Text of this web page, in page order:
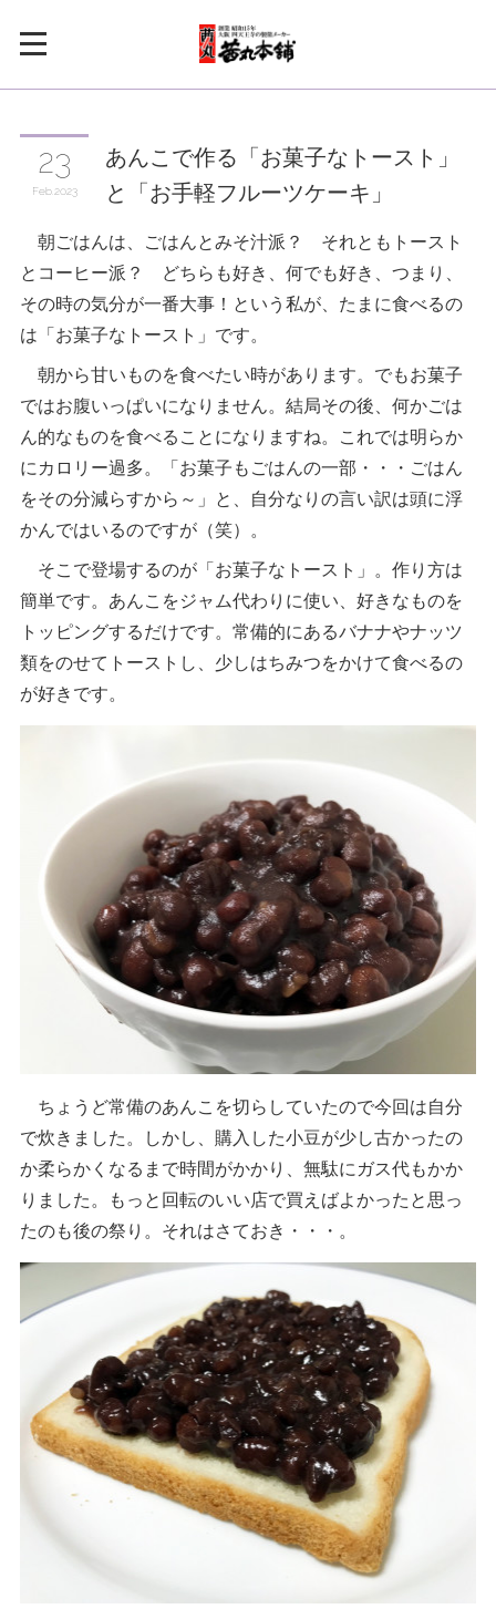
23
Feb 2023
あんこで作る「お菓子なトースト」
と「お手軽フルーツケーキ」
朝ごはんは、ごはんとみそ汁派？ それともトースト
とコーヒー派？ どちらも好き、何でも好き、つまり、
その時の気分が一番大事！という私が、たまに食べるの
は「お菓子なトースト」です。
朝から甘いものを食べたい時があります。でもお菓子
ではお腹いっぱいになりません。結局その後、何かごは
ん的なものを食べることになりますね。これでは明らか
にカロリー過多。「お菓子もごはんの一部・・・ごはん
をその分減らすから～」と、自分なりの言い訳は頭に浮
かんではいるのですが（笑）。
そこで登場するのが「お菓子なトースト」。作り方は
簡単です。あんこをジャム代わりに使い、好きなものを
トッピングするだけです。常備的にあるバナナやナッツ
類をのせてトーストし、少しはちみつをかけて食べるの
が好きです。
ちょうど常備のあんこを切らしていたので今回は自分
で炊きました。しかし、購入した小豆が少し古かったの
か柔らかくなるまで時間がかかり、無駄にガス代もかか
りました。もっと回転のいい店で買えばよかったと思っ
たのも後の祭り。それはさておき・・・。